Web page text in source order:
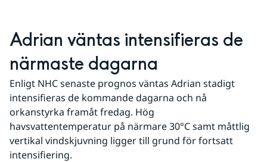
Adrian väntas intensifieras de
närmaste dagarna
Enligt NHC senaste prognos väntas Adrian stadigt
intensifieras de kommande dagarna och nå
orkanstyrka framåt fredag. Hög
havsvattentemperatur på närmare 30°C samt måttlig
vertikal vindskjuvning ligger till grund för fortsatt
intensifiering.